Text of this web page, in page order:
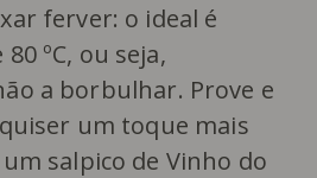
ferver: o ideal é
ºC, ou seja,
a borbulhar. Prove e
um toque mais
salpico de Vinho do